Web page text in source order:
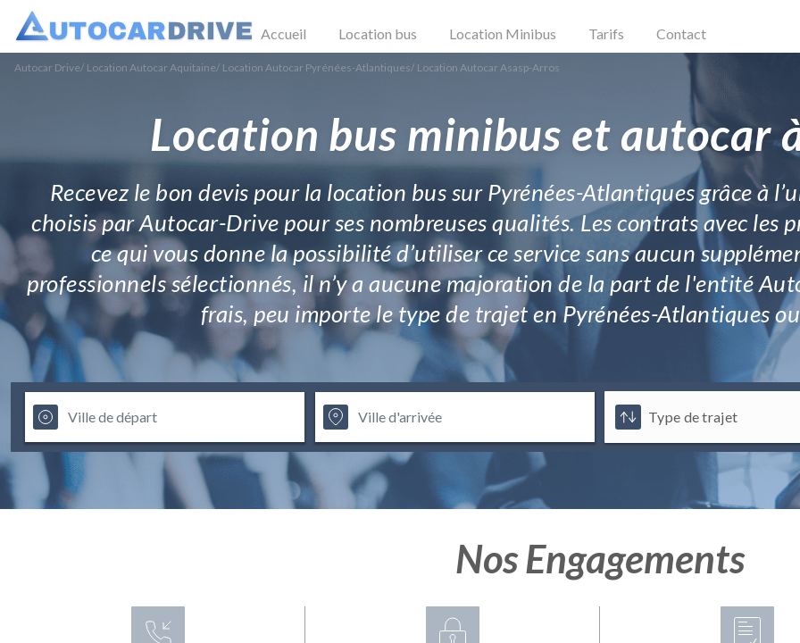
Accueil Location bus Location Minibus Tarifs Contact
Autocar Drive/ Location Autocar Aquitaine/ Location Autocar Pyrénées-Atlantiques/ Location Autocar Asasp-Arros
Location bus minibus et autocar
Recevez le bon devis pour la location bus sur Pyrénées-Atlantiques grâce à
choisis par Autocar-Drive pour ses nombreuses qualités. Les contrats avec les
ce qui vous donne la possibilité d’utiliser ce service sans aucun
professionnels sélectionnés, il n’y a aucune majoration de la part de l'entité
frais, peu importe le type de trajet en Pyrénées-Atlantiques
Nos Engagements